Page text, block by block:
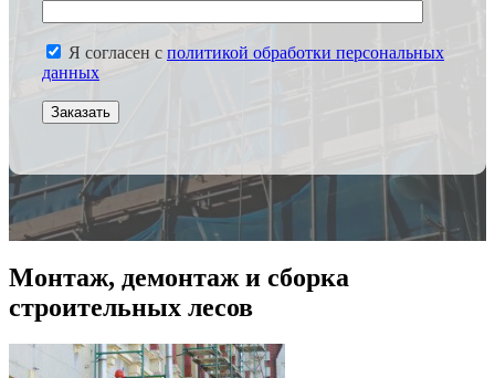
Я согласен с политикой обработки персональных
данных
Монтаж, демонтаж и сборка
строительных лесов